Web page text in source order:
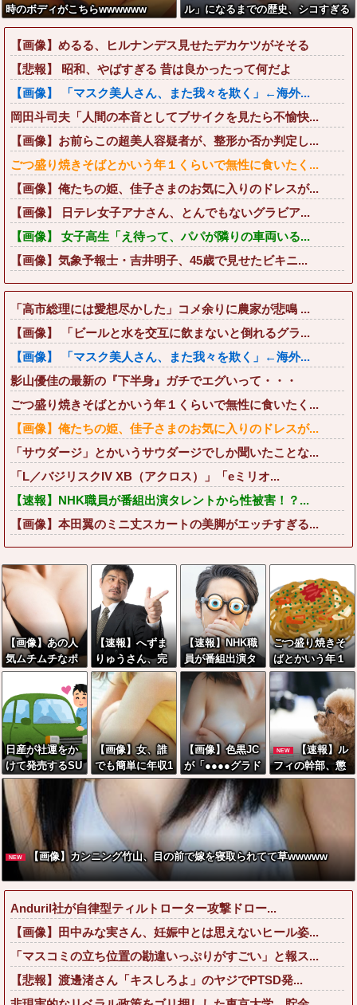
時のボディがこちらwwwwww
ル」になるまでの歴史、シコすぎる
wwww
【画像】めるる、ヒルナンデス見せたデカケツがそそる
【悲報】 昭和、やばすぎる 昔は良かったって何だよ
【画像】 「マスク美人さん、また我々を欺く」←海外...
岡田斗司夫「人間の本音としてブサイクを見たら不愉快...
【画像】お前らこの超美人容疑者が、整形か否か判定し...
ごつ盛り焼きそばとかいう年１くらいで無性に食いたく...
【画像】俺たちの姫、佳子さまのお気に入りのドレスが...
【画像】 日テレ女子アナさん、とんでもないグラビア...
【画像】 女子高生「え待って、パパが隣りの車両いる...
【画像】気象予報士・吉井明子、45歳で見せたビキニ...
「高市総理には愛想尽かした」コメ余りに農家が悲鳴 ...
【画像】 「ビールと水を交互に飲まないと倒れるグラ...
【画像】 「マスク美人さん、また我々を欺く」←海外...
影山優佳の最新の『下半身』ガチでエグいって・・・
ごつ盛り焼きそばとかいう年１くらいで無性に食いたく...
【画像】俺たちの姫、佳子さまのお気に入りのドレスが...
「サウダージ」とかいうサウダージでしか聞いたことな...
「L／バジリスクIV XB（アクロス）」「eミリオ...
【速報】NHK職員が番組出演タレントから性被害！？...
【画像】本田翼のミニ丈スカートの美脚がエッチすぎる...
【画像】あの人
気ムチムチなポ
ケモン、エッチ
なフィギュアに
なる
【速報】へずま
りゅうさん、完
全に聖人の顔へ
←これw w w w
w w w w
【速報】NHK職
員が番組出演タ
レントから性被
害！？←コレマ
ジならヤバくね
ーか？
ごつ盛り焼きそ
ばとかいう年１
くらいで無性に
食いたくなるや
つｗｗｗｗｗｗ
日産が社運をか
けて発売するSU
Vｗｗｗｗｗｗ
ｗ
【画像】女、誰
でも簡単に年収1
000万円が達成
可能だったwww
wwww
【画像】色黒JC
が「●●●●グラド
ル」になるまで
の歴史、シコす
ぎるwwww
NEW
【速報】ル
フィの幹部、懲
役20年に決定す
る←コレは妥当
か？？？？？？
？
NEW 【画像】カンニング竹山、目の前で嫁を寝取られてて草wwwww
Anduril社が自律型ティルトローター攻撃ドロー...
【画像】田中みな実さん、妊娠中とは思えないヒール姿...
「マスコミの立ち位置の勘違いっぷりがすごい」と報ス...
【悲報】渡邊渚さん「キスしろよ」のヤジでPTSD発...